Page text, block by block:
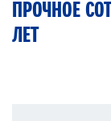
ПРОЧНОЕ
ЛЕТ